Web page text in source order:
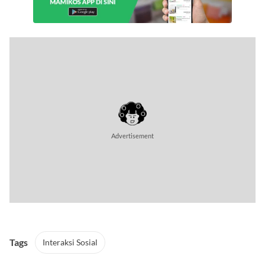
Advertisement
Tags Interaksi Sosial